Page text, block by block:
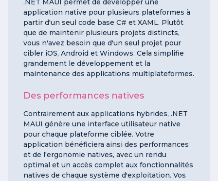
application native pour plusieurs plateformes à
partir d'un seul code base C# et XAML. Plutôt
que de maintenir plusieurs projets distincts,
vous n'avez besoin que d'un seul projet pour
cibler iOS, Android et Windows. Cela simplifie
grandement le développement et la
maintenance des applications multiplateformes.
Des performances natives
Contrairement aux applications hybrides, .NET
MAUI génère une interface utilisateur native
pour chaque plateforme ciblée. Votre
application bénéficiera ainsi des performances
et de l'ergonomie natives, avec un rendu
optimal et un accès complet aux fonctionnalités
natives de chaque système d'exploitation. Vos